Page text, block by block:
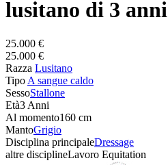
lusitano di 3 anni
25.000 €
25.000 €
Razza Lusitano
Tipo A sangue caldo
SessoStallone
Età3 Anni
Al momento160 cm
MantoGrigio
Disciplina principaleDressage
altre disciplineLavoro Equitation